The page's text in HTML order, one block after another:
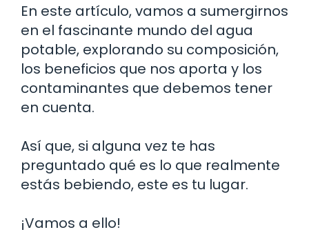
En este artículo, vamos a sumergirnos
en el fascinante mundo del agua
potable, explorando su composición,
los beneficios que nos aporta y los
contaminantes que debemos tener
en cuenta.
Así que, si alguna vez te has
preguntado qué es lo que realmente
estás bebiendo, este es tu lugar.
¡Vamos a ello!